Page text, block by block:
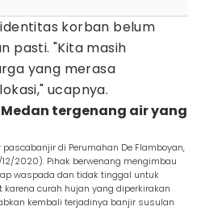
korban belum
pasti. "Kita masih
yang merasa
ucapnya.
tergenang air yang
di Perumahan De Flamboyan,
2020). Pihak berwenang mengimbau
waspada dan tidak tinggal untuk
curah hujan yang diperkirakan
kembali terjadinya banjir susulan